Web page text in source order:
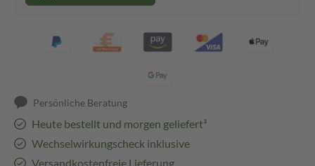
Persönliche Beratung
Heute bestellt und morgen geliefert³
Wechselwirkungscheck inklusive
Versandkostenfreie Lieferung